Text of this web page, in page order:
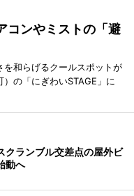
コンやミストの「避
和らげるクールスポットが
の「にぎわいSTAGE」に
クランブル交差点の屋外ビ
動へ